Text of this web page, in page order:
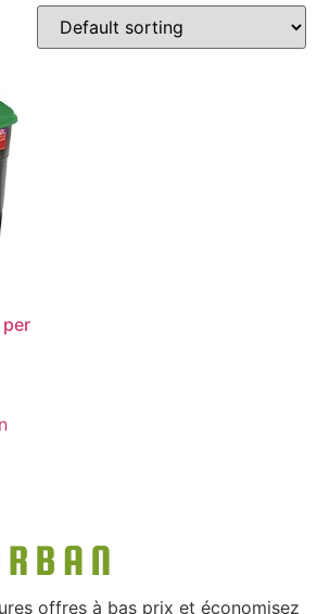
offres à bas prix et économisez